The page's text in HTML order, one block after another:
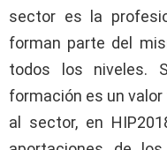
sector es la
forman parte del
todos los niveles.
formación es un
al sector, en